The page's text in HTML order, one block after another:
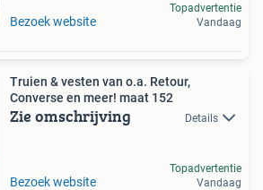
Bezoek website
Topadvertentie
Vandaag
Truien & vesten van o.a. Retour,
Converse en meer! maat 152
Zie omschrijving Details
Bezoek website
Topadvertentie
Vandaag